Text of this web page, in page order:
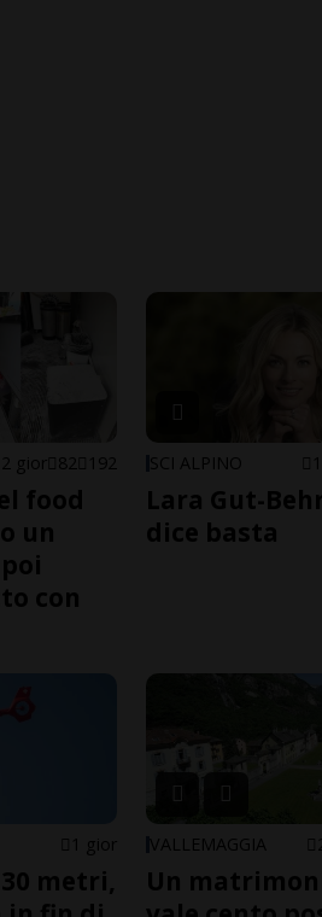
2 gior 82 192
food
un
con
SCI ALPINO
Lara Gut-
dice basta
1 gior
metri,
VALLEMAGGIA
Un